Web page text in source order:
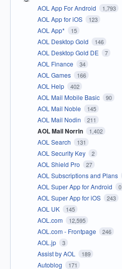
AOL App For Android 1,793
AOL App for iOS 123
AOL App* 15
AOL Desktop Gold 146
AOL Desktop Gold DE 7
AOL Finance 34
AOL Games 166
AOL Help 402
AOL Mail Mobile Basic 90
AOL Mail Noble 145
AOL Mail Nodin 211
AOL Mail Norrin 1,402
AOL Search 131
AOL Security Key 2
AOL Shield Pro 27
AOL Subscriptions and Plans
AOL Super App for Android 0
AOL Super App for iOS 243
AOL UK 145
AOL.com 12,595
AOL.com - Frontpage 246
AOL.jp 3
Assist by AOL 189
Autoblog 171